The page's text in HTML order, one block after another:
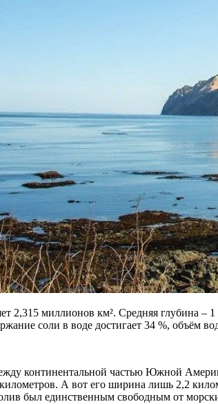
2,315 миллионов км². Средняя глубина –
соли в воде достигает 34 %, объём
континентальной частью Южной
А вот его ширина лишь 2,2
был единственным свободным от